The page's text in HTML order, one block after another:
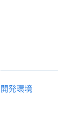
開発環境